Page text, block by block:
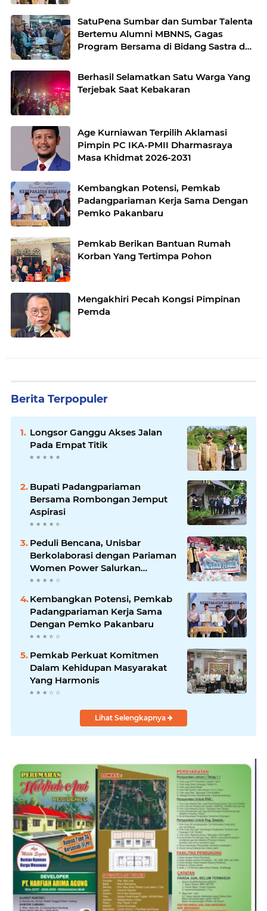
SatuPena Sumbar dan Sumbar Talenta
Bertemu Alumni MBNNS, Gagas
Program Bersama di Bidang Sastra dan
Berhasil Selamatkan Satu Warga Yang
Terjebak Saat Kebakaran
Age Kurniawan Terpilih Aklamasi
Pimpin PC IKA-PMII Dharmasraya
Masa Khidmat 2026-2031
Kembangkan Potensi, Pemkab
Padangpariaman Kerja Sama Dengan
Pemko Pakanbaru
Pemkab Berikan Bantuan Rumah
Korban Yang Tertimpa Pohon
Mengakhiri Pecah Kongsi Pimpinan
Pemda
Berita Terpopuler
Longsor Ganggu Akses Jalan
Pada Empat Titik
Bupati Padangpariaman
Bersama Rombongan Jemput
Aspirasi
Peduli Bencana, Unisbar
Berkolaborasi dengan Pariaman
Women Power Salurkan
Bantuan untuk Korban Banjir di
Padang
Kembangkan Potensi, Pemkab
Padangpariaman Kerja Sama
Dengan Pemko Pakanbaru
Pemkab Perkuat Komitmen
Dalam Kehidupan Masyarakat
Yang Harmonis
Lihat Selengkapnya